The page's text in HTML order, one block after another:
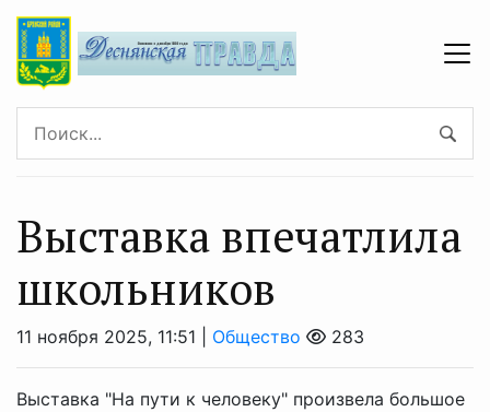
Выставка впечатлила
школьников
11 ноября 2025, 11:51 | Общество 283
Выставка "На пути к человеку" произвела большое